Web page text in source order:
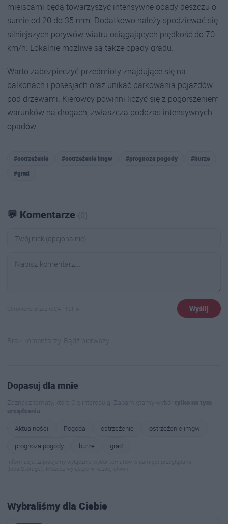
miejscami będą towarzyszyć intensywne opady deszczu o
sumie od 20 do 35 mm. Dodatkowo należy spodziewać się
silniejszych porywów wiatru osiągających prędkość do 70
km/h. Lokalnie możliwe są także opady gradu.
Warto zabezpieczyć przedmioty znajdujące się na
balkonach i posesjach oraz unikać parkowania pojazdów
pod drzewami. Kierowcy powinni liczyć się z pogorszeniem
warunków na drogach, zwłaszcza podczas intensywnych
opadów.
#ostrzeżenie #ostrzeżenie imgw #prognoza pogody
#burze
#grad
💬 Komentarze (0)
Chronione przez reCAPTCHA Wyślij
Brak komentarzy. Bądź pierwszy!
Dopasuj dla mnie
Zaznacz tematy, które Cię interesują. Zapamiętamy wybórtylko na tym
urządzeniu.
Aktualności
Pogoda ostrzeżenie
ostrzeżenie imgw
prognoza pogody
burze grad
Informacja: zapisujemy wyłącznie wybór tematów w pamięci przeglądarki
(localStorage). Możesz wyłączyć w każdej chwili.
Wybraliśmy dla Ciebie